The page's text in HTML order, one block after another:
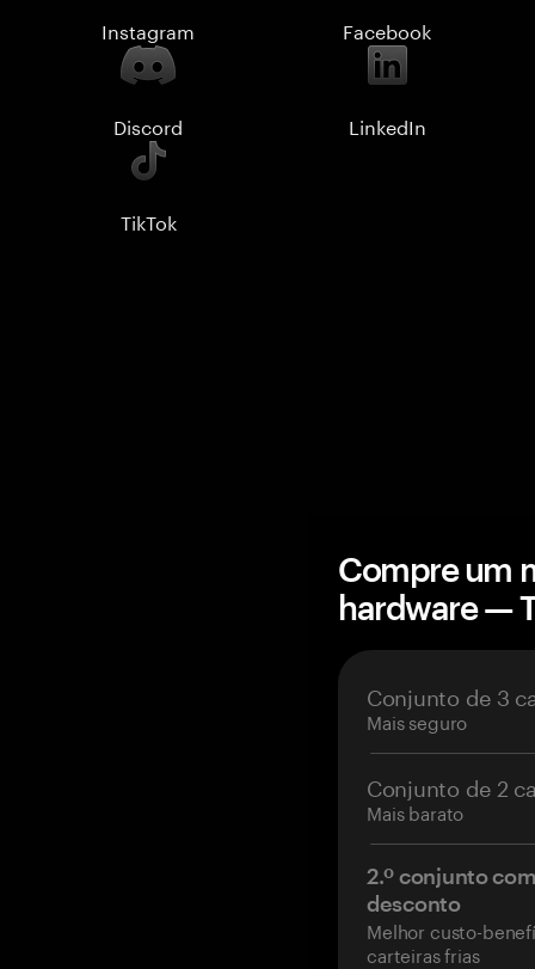
Instagram Facebook
Discord LinkedIn
TikTok
Compre um
hardware —
Conjunto de 3
Mais seguro
Conjunto de 2
Mais barato
2.º conjunto
desconto
Melhor custo-
carteiras frias